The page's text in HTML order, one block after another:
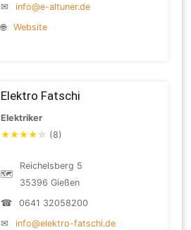
✉
info@e-altuner.de
🌐
Website
Elektro Fatschi
Elektriker
★★★★ ☆ (8)
🗺
Reichelsberg 5
35396 Gießen
☎
0641 32058200
✉
info@elektro-fatschi.de